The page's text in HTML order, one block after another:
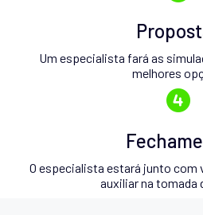
Um especialista fará as
melhores
O especialista estará junto com
auxiliar na tomada